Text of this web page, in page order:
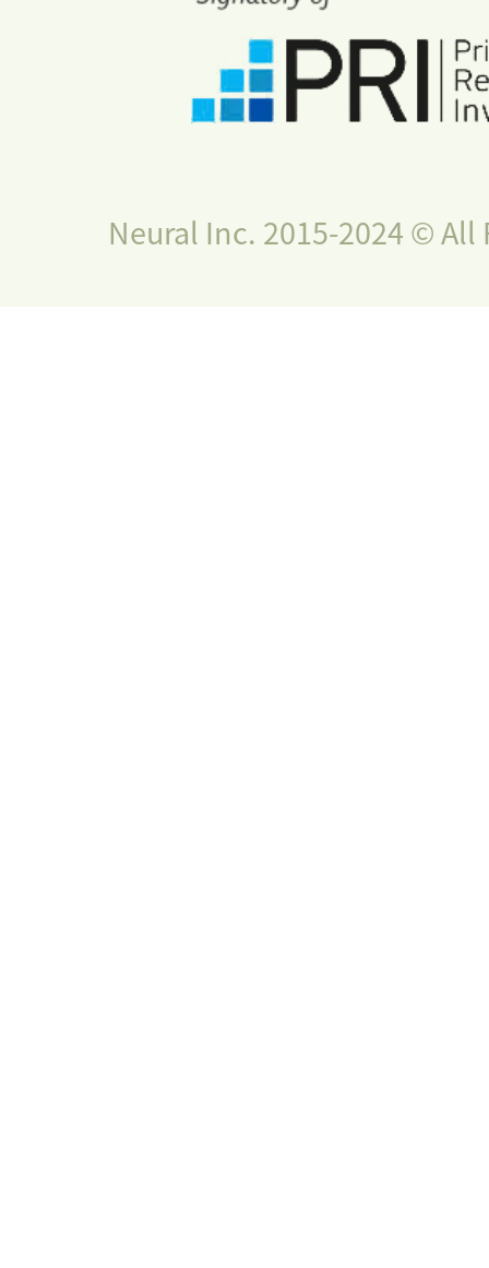
Neural Inc. 2015-2024 © All